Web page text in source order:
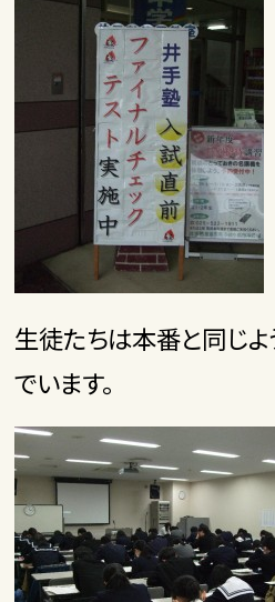
生徒たちは本番と同じ
でいます。